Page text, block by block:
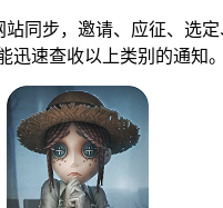
同步，邀请、应征、选定
迅速查收以上类别的通知。